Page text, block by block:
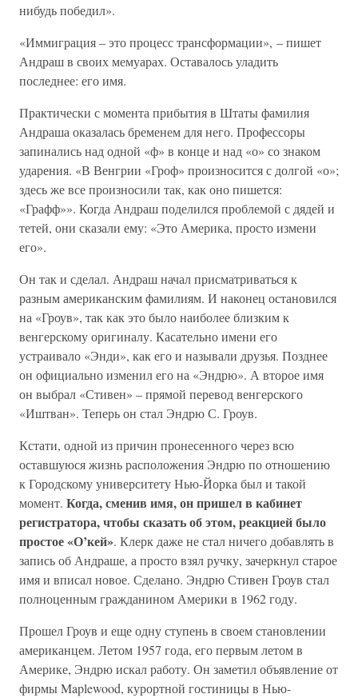
нибудь победил».
«Иммиграция – это процесс трансформации», – пишет
Андраш в своих мемуарах. Оставалось уладить
последнее: его имя.
Практически с момента прибытия в Штаты фамилия
Андраша оказалась бременем для него. Профессоры
запинались над одной «ф» в конце и над «о» со знаком
ударения. «В Венгрии «Гроф» произносится с долгой «о»;
здесь же все произносили так, как оно пишется:
«Графф»». Когда Андраш поделился проблемой с дядей и
тетей, они сказали ему: «Это Америка, просто измени
его».
Он так и сделал. Андраш начал присматриваться к
разным американским фамилиям. И наконец остановился
на «Гроув», так как это было наиболее близким к
венгерскому оригиналу. Касательно имени его
устраивало «Энди», как его и называли друзья. Позднее
он официально изменил его на «Эндрю». А второе имя
он выбрал «Стивен» – прямой перевод венгерского
«Иштван». Теперь он стал Эндрю С. Гроув.
Кстати, одной из причин пронесенного через всю
оставшуюся жизнь расположения Эндрю по отношению
к Городскому университету Нью-Йорка был и такой
момент. Когда, сменив имя, он пришел в кабинет
регистратора, чтобы сказать об этом, реакцией было
простое «О’кей». Клерк даже не стал ничего добавлять в
запись об Андраше, а просто взял ручку, зачеркнул старое
имя и вписал новое. Сделано. Эндрю Стивен Гроув стал
полноценным гражданином Америки в 1962 году.
Прошел Гроув и еще одну ступень в своем становлении
американцем. Летом 1957 года, его первым летом в
Америке, Эндрю искал работу. Он заметил объявление от
фирмы Maplewood, курортной гостиницы в Нью-